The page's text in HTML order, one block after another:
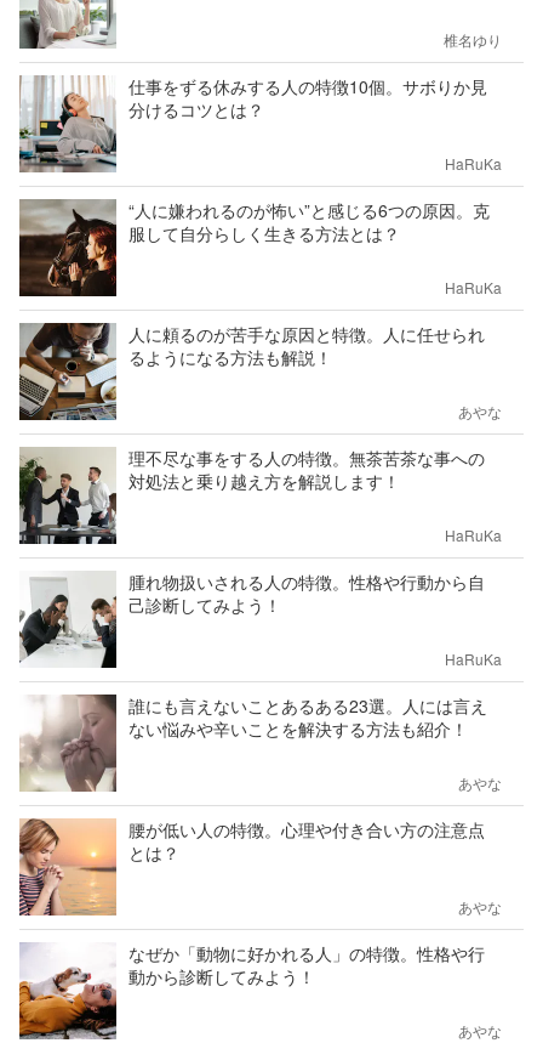
椎名ゆり
仕事をずる休みする人の特徴10個。サボりか見
分けるコツとは？
HaRuKa
“人に嫌われるのが怖い”と感じる6つの原因。克
服して自分らしく生きる方法とは？
HaRuKa
人に頼るのが苦手な原因と特徴。人に任せられ
るようになる方法も解説！
あやな
理不尽な事をする人の特徴。無茶苦茶な事への
対処法と乗り越え方を解説します！
HaRuKa
腫れ物扱いされる人の特徴。性格や行動から自
己診断してみよう！
HaRuKa
誰にも言えないことあるある23選。人には言え
ない悩みや辛いことを解決する方法も紹介！
あやな
腰が低い人の特徴。心理や付き合い方の注意点
とは？
あやな
なぜか「動物に好かれる人」の特徴。性格や行
動から診断してみよう！
あやな